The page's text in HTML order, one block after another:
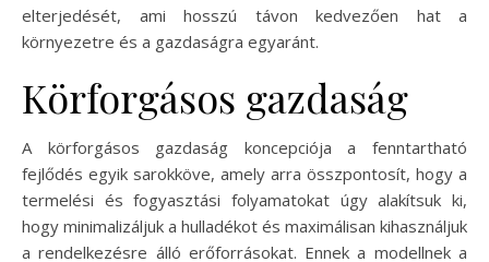
elterjedését, ami hosszú távon kedvezően hat a
környezetre és a gazdaságra egyaránt.
Körforgásos gazdaság
A körforgásos gazdaság koncepciója a fenntartható
fejlődés egyik sarokköve, amely arra összpontosít, hogy a
termelési és fogyasztási folyamatokat úgy alakítsuk ki,
hogy minimalizáljuk a hulladékot és maximálisan kihasználjuk
a rendelkezésre álló erőforrásokat. Ennek a modellnek a